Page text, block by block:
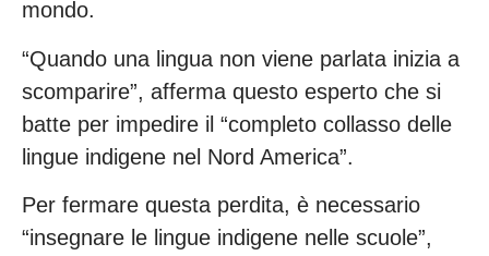
mondo.
“Quando una lingua non viene parlata inizia a
scomparire”, afferma questo esperto che si
batte per impedire il “completo collasso delle
lingue indigene nel Nord America”.
Per fermare questa perdita, è necessario
“insegnare le lingue indigene nelle scuole”,